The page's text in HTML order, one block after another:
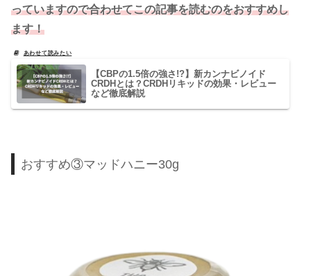
っていますので合わせてこの記事を読むのをおすすめし
ます！
【CBPの1.5倍の強さ!?】新カンナビノイド
CRDHとは？CRDHリキッドの効果・レビュー
など徹底解説
おすすめ③マッドハニー30g